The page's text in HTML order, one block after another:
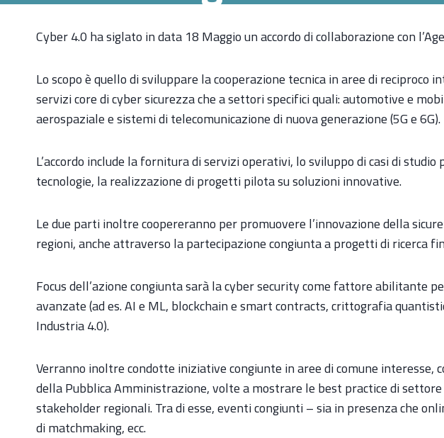
Cyber 4.0 ha siglato in data 18 Maggio un accordo di collaborazione con
Lo scopo è quello di sviluppare la cooperazione tecnica in aree di reciproco
servizi core di cyber sicurezza che a settori specifici quali: automotive e
aerospaziale e sistemi di telecomunicazione di nuova generazione (5G e 6G).
L’accordo include la fornitura di servizi operativi, lo sviluppo di casi di
tecnologie, la realizzazione di progetti pilota su soluzioni innovative.
Le due parti inoltre coopereranno per promuovere l’innovazione della
regioni, anche attraverso la partecipazione congiunta a progetti di ricerca
Focus dell’azione congiunta sarà la cyber security come fattore abilitante
avanzate (ad es. AI e ML, blockchain e smart contracts, crittografia
Industria 4.0).
Verranno inoltre condotte iniziative congiunte in aree di comune interesse,
della Pubblica Amministrazione, volte a mostrare le best practice di
stakeholder regionali. Tra di esse, eventi congiunti – sia in presenza che
di matchmaking, ecc.